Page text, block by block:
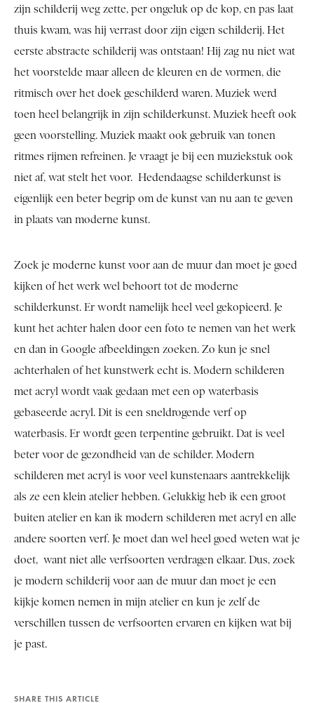
zijn schilderij weg zette, per ongeluk op de kop, en pas laat
thuis kwam, was hij verrast door zijn eigen schilderij. Het
eerste abstracte schilderij was ontstaan! Hij zag nu niet wat
het voorstelde maar alleen de kleuren en de vormen, die
ritmisch over het doek geschilderd waren. Muziek werd
toen heel belangrijk in zijn schilderkunst. Muziek heeft ook
geen voorstelling. Muziek maakt ook gebruik van tonen
ritmes rijmen refreinen. Je vraagt je bij een muziekstuk ook
niet af, wat stelt het voor. Hedendaagse schilderkunst is
eigenlijk een beter begrip om de kunst van nu aan te geven
in plaats van moderne kunst.
Zoek je moderne kunst voor aan de muur dan moet je goed
kijken of het werk wel behoort tot de moderne
schilderkunst. Er wordt namelijk heel veel gekopieerd. Je
kunt het achter halen door een foto te nemen van het werk
en dan in Google afbeeldingen zoeken. Zo kun je snel
achterhalen of het kunstwerk echt is. Modern schilderen
met acryl wordt vaak gedaan met een op waterbasis
gebaseerde acryl. Dit is een sneldrogende verf op
waterbasis. Er wordt geen terpentine gebruikt. Dat is veel
beter voor de gezondheid van de schilder. Modern
schilderen met acryl is voor veel kunstenaars aantrekkelijk
als ze een klein atelier hebben. Gelukkig heb ik een groot
buiten atelier en kan ik modern schilderen met acryl en alle
andere soorten verf. Je moet dan wel heel goed weten wat je
doet, want niet alle verfsoorten verdragen elkaar. Dus, zoek
je modern schilderij voor aan de muur dan moet je een
kijkje komen nemen in mijn atelier en kun je zelf de
verschillen tussen de verfsoorten ervaren en kijken wat bij
je past.
SHARE THIS ARTICLE